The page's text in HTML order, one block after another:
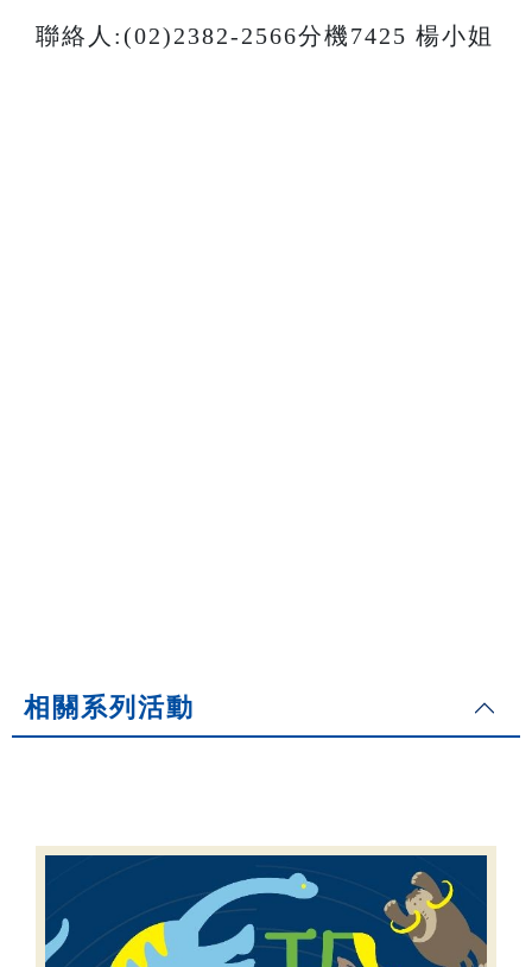
聯絡人:(02)2382-2566分機7425 楊小姐
相關系列活動